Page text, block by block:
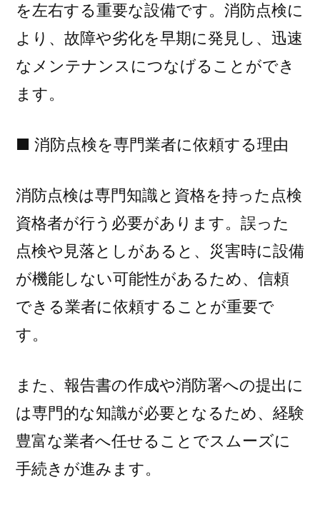
を左右する重要な設備です。消防点検に
より、故障や劣化を早期に発見し、迅速
なメンテナンスにつなげることができ
ます。
■ 消防点検を専門業者に依頼する理由
消防点検は専門知識と資格を持った点検
資格者が行う必要があります。誤った
点検や見落としがあると、災害時に設備
が機能しない可能性があるため、信頼
できる業者に依頼することが重要で
す。
また、報告書の作成や消防署への提出に
は専門的な知識が必要となるため、経験
豊富な業者へ任せることでスムーズに
手続きが進みます。